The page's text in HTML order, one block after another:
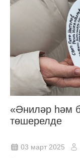
«Әниләр һәм
төшерелде
03 март 2025